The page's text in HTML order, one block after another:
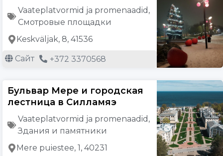
Vaateplatvormid ja promenaadid ,
Смотровые площадки
Keskväljak, 8, 41536
Сайт +372 3370568
Бульвар Мере и городская
лестница в Силламяэ
Vaateplatvormid ja promenaadid ,
Здания и памятники
Mere puiestee, 1, 40231